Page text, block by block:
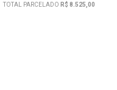
um para entrevistas e
TOTAL PARCELADO R$ 8.525,00